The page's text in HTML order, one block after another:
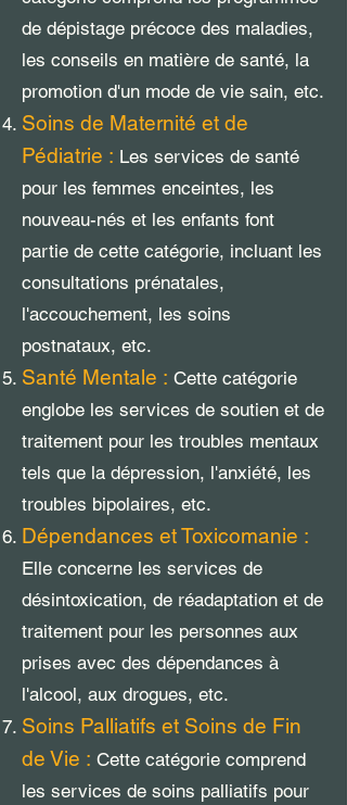
de dépistage précoce des maladies,
les conseils en matière de santé, la
promotion d'un mode de vie sain, etc.
Soins de Maternité et de
Pédiatrie : Les services de santé
pour les femmes enceintes, les
nouveau-nés et les enfants font
partie de cette catégorie, incluant les
consultations prénatales,
l'accouchement, les soins
postnataux, etc.
Santé Mentale : Cette catégorie
englobe les services de soutien et de
traitement pour les troubles mentaux
tels que la dépression, l'anxiété, les
troubles bipolaires, etc.
Dépendances et Toxicomanie :
Elle concerne les services de
désintoxication, de réadaptation et de
traitement pour les personnes aux
prises avec des dépendances à
l'alcool, aux drogues, etc.
Soins Palliatifs et Soins de Fin
de Vie : Cette catégorie comprend
les services de soins palliatifs pour